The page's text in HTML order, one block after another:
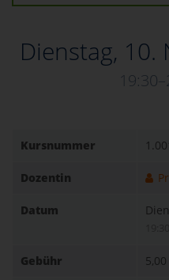
Dienstag,
Kursnummer
Dozentin
Datum
Gebühr 5,00